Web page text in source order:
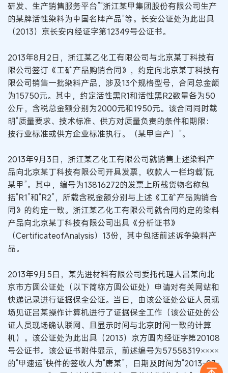
研发、生产销售服务平台”“浙江某甲集团股份有限公司生产
的某牌活性染料为中国名牌产品”等。长安公证处为此出具
（2013）京长安内经证字第12349号公证书。
2013年8月2日，浙江某乙化工有限公司与北京某丁科技有
限公司签订《工矿产品购销合同》，约定向北京某丁科技有
限公司销售一批染料产品，涉及13个规格型号，合同总金额
为15750元。其中，约定活性黑R1和活性黑R2数量各为50
公斤，含税总金额分别为2000元和1950元。该合同同时载
明“质量要求、技术标准、供方对质量负责的条件和期限：
按行业标准或供方企业标准执行。（某甲自产）”。
2013年9月3日，浙江某乙化工有限公司就销售上述染料产
品向北京某丁科技有限公司开具发票，收款人一栏均载“阮
某甲”。其中，编号为13816272的发票上所载货物名称包
括“R1”和“R2”，所载含税金额分别与上述《工矿产品购销合
同》的约定一致。浙江某乙化工有限公司就合同约定的染料
产品向北京某丁科技有限公司出具《分析证书》
（CertificateofAnalysis）13份，其中包括前述诉争染料产
品。
2013年9月5日，某先进材料有限公司委托代理人吕某向北
京市方圆公证处（以下简称方圆公证处）申请对有关网站和
快递记录进行证据保全公证。当日，由该公证处公证人员现
场见证吕某操作计算机进行了证据保全工作（该公证处的公
证人员现场确认联网、且显示时间与北京时间一致的计算
机）。该公证处为此出具（2013）京方圆内经证字第20108
号公证书。该公证书附件显示，前述编号为57558319××××
的“甲速运”快件的签收人为“唐某”，日期及时间为“2013-07-